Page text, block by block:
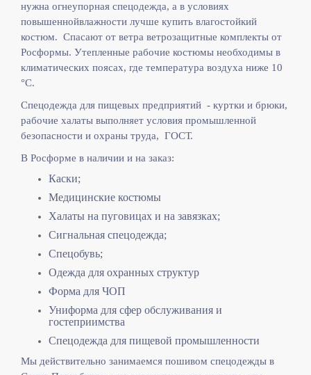
нужна огнеупорная спецодежда, а в условиях
повышеннойвлажности лучше купить влагостойкий
костюм. Спасают от ветра ветрозащитные комплекты от
Росформы. Утепленные рабочие костюмы необходимы в
климатических поясах, где температура воздуха ниже 10
°C.
Спецодежда для пищевых предприятий - куртки и брюки,
рабочие халаты выполняет условия промышленной
безопасности и охраны труда, ГОСТ.
В Росформе в наличии и на заказ:
Каски;
Медицинские костюмы
Халаты на пуговицах и на завязках;
Сигнальная спецодежда;
Спецобувь;
Одежда для охранных структур
Форма для ЧОП
Униформа для сфер обслуживания и
гостеприимства
Спецодежда для пищевой промышленности
Мы действительно занимаемся пошивом спецодежды в